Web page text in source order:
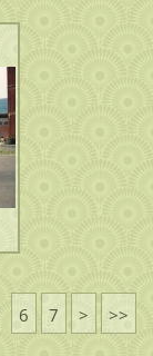
6 7 > >>